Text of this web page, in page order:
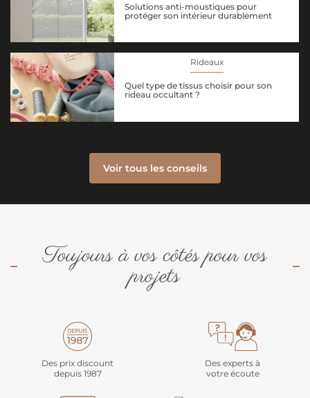
Solutions anti-moustiques pour
protéger son intérieur durablement
Rideaux
Quel type de tissus choisir pour son
rideau occultant ?
Voir tous les conseils
Toujours à vos côtés pour vos
projets
Des prix discount
depuis 1987
Des experts à
votre écoute